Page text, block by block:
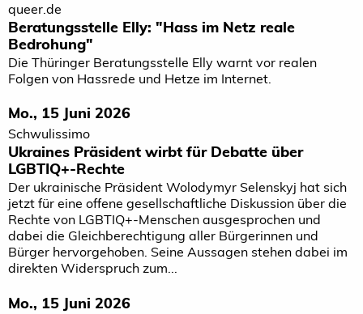
queer.de
Beratungsstelle Elly: "Hass im Netz reale
Bedrohung"
Die Thüringer Beratungsstelle Elly warnt vor realen
Folgen von Hassrede und Hetze im Internet.
Mo., 15 Juni 2026
Schwulissimo
Ukraines Präsident wirbt für Debatte über
LGBTIQ+-Rechte
Der ukrainische Präsident Wolodymyr Selenskyj hat sich
jetzt für eine offene gesellschaftliche Diskussion über die
Rechte von LGBTIQ+-Menschen ausgesprochen und
dabei die Gleichberechtigung aller Bürgerinnen und
Bürger hervorgehoben. Seine Aussagen stehen dabei im
direkten Widerspruch zum...
Mo., 15 Juni 2026